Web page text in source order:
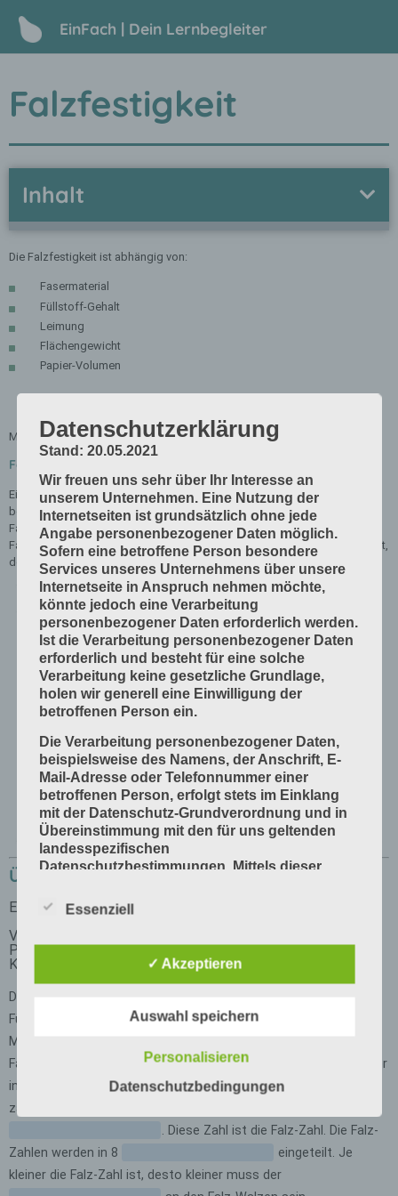
EinFach | Dein Lernbegleiter
Falzfestigkeit
Die Falzfestigkeit ist abhängig von:
Fasermaterial
Füllstoff-Gehalt
Leimung
Flächengewicht
Papier-Volumen
Man misst die Festigkeit mit derFalz-Zahl.
Falz-Zahl berechnen:
Ein Falz-Apparat falzt einen Papier-Streifen immer wieder in einem
bestimmten Winkel nach beiden Seiten. Der Apparat zählt die Doppel-
Falzungen bis der Papier-Streifen bricht. Diese Zahl ist die Falz-Zahl. Die
Falz-Zahlen werden in 8 Falz-Klassen eingeteilt. Je kleiner die Falz-Zahl ist,
desto kleiner muss der Pressdruck an den Falz-Walzen sein.
Übung
Inhalt
Datenschutzerklärung
Stand: 20.05.2021
Wir freuen uns sehr über Ihr Interesse an
unserem Unternehmen. Eine Nutzung der
Internetseiten ist grundsätzlich ohne jede
Angabe personenbezogener Daten möglich.
Sofern eine betroffene Person besondere
Services unseres Unternehmens über unsere
Internetseite in Anspruch nehmen möchte,
könnte jedoch eine Verarbeitung
personenbezogener Daten erforderlich werden.
Ist die Verarbeitung personenbezogener Daten
erforderlich und besteht für eine solche
Verarbeitung keine gesetzliche Grundlage,
holen wir generell eine Einwilligung der
betroffenen Person ein.
Die Verarbeitung personenbezogener Daten,
beispielsweise des Namens, der Anschrift, E-
Mail-Adresse oder Telefonnummer einer
betroffenen Person, erfolgt stets im Einklang
mit der Datenschutz-Grundverordnung und in
Übereinstimmung mit den für uns geltenden
landesspezifischen
Datenschutzbestimmungen. Mittels dieser
Unternehmen die Öffentlichkeit über Art,
personenbezogenen Daten informieren. Ferner
werden betroffene Personen mittels dieser
zustehenden Rechte aufgeklärt.
Verantwortlicher zahlreiche technische und
einen möglichst lückenlosen Schutz der über
personenbezogenen Daten sicherzustellen.
Dennoch können Internetbasierte
Sicherheitslücken aufweisen, sodass ein
Essenziell
✓ Akzeptieren
Auswahl speichern
Personalisieren
Datenschutzbedingungen